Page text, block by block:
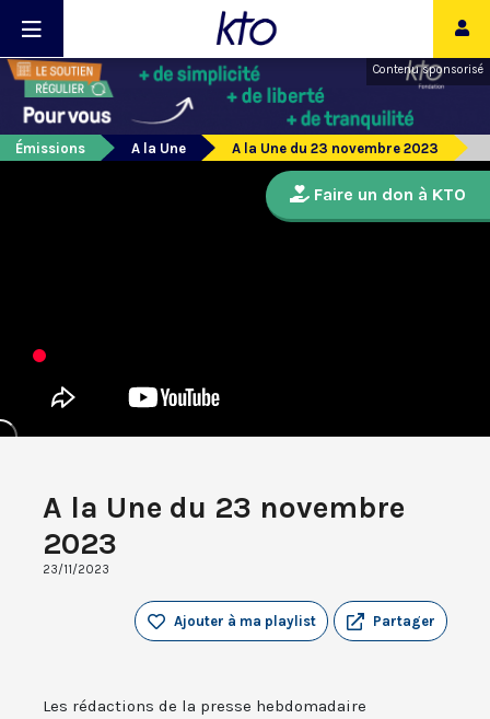
Contenu sponsorisé
Émissions A la Une A la Une du 23 novembre 2023
A la Une du 23 novembre
2023
23/11/2023
Partager
Ajouter à ma playlist
Les rédactions de la presse hebdomadaire
Faire un don à KTO